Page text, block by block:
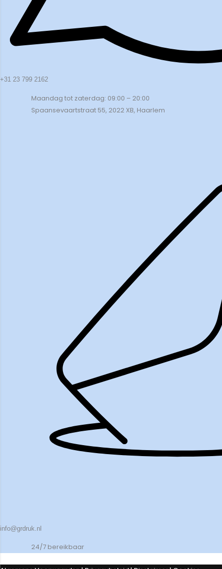
+31 23 799 2162
Maandag tot zaterdag: 09:00 – 20:00
Spaansevaartstraat 55, 2022 XB, Haarlem
info@grdruk.nl
24/7 bereikbaar